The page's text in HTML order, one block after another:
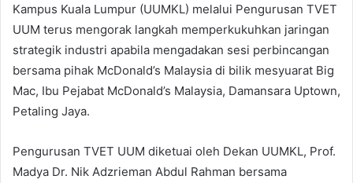
Kampus Kuala Lumpur (UUMKL) melalui Pengurusan TVET
UUM terus mengorak langkah memperkukuhkan jaringan
strategik industri apabila mengadakan sesi perbincangan
bersama pihak McDonald’s Malaysia di bilik mesyuarat Big
Mac, Ibu Pejabat McDonald’s Malaysia, Damansara Uptown,
Petaling Jaya.
Pengurusan TVET UUM diketuai oleh Dekan UUMKL, Prof.
Madya Dr. Nik Adzrieman Abdul Rahman bersama